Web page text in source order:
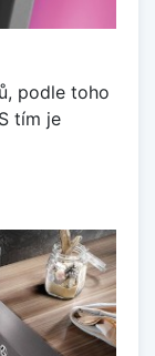
podle toho
tím je